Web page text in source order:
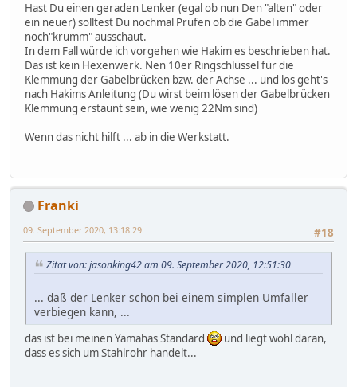
Hast Du einen geraden Lenker (egal ob nun Den "alten" oder
ein neuer) solltest Du nochmal Prüfen ob die Gabel immer
noch"krumm" ausschaut.
In dem Fall würde ich vorgehen wie Hakim es beschrieben hat.
Das ist kein Hexenwerk. Nen 10er Ringschlüssel für die
Klemmung der Gabelbrücken bzw. der Achse ... und los geht's
nach Hakims Anleitung (Du wirst beim lösen der Gabelbrücken
Klemmung erstaunt sein, wie wenig 22Nm sind)
Wenn das nicht hilft ... ab in die Werkstatt.
Franki
#18
09. September 2020, 13:18:29
Zitat von: jasonking42 am 09. September 2020, 12:51:30
... daß der Lenker schon bei einem simplen Umfaller
verbiegen kann, ...
das ist bei meinen Yamahas Standard
und liegt wohl daran,
dass es sich um Stahlrohr handelt...